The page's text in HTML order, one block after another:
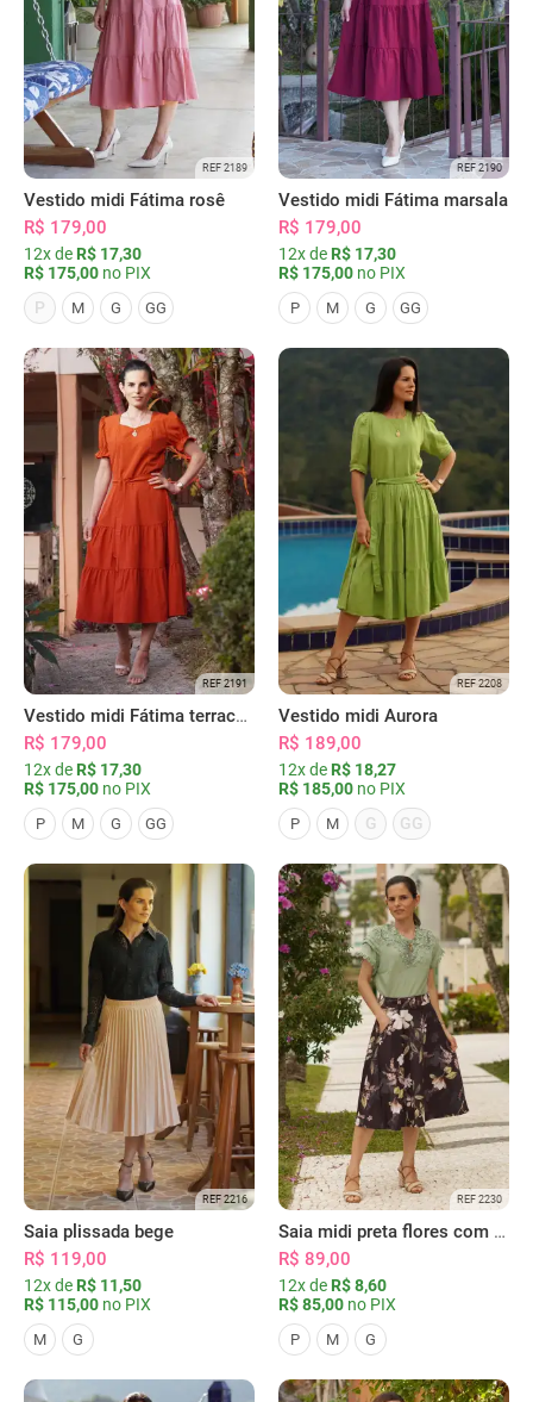
REF 2189
Vestido midi Fátima rosê
R$ 179,00
12x de R$ 17,30
R$ 175,00 no PIX
P
M G GG
REF 2190
Vestido midi Fátima marsala
R$ 179,00
12x de R$ 17,30
R$ 175,00 no PIX
P M G GG
REF 2191
Vestido midi Fátima terracota
R$ 179,00
12x de R$ 17,30
R$ 175,00 no PIX
P M G GG
REF 2208
Vestido midi Aurora
R$ 189,00
12x de R$ 18,27
R$ 185,00 no PIX
P M G GG
REF 2216
Saia plissada bege
R$ 119,00
12x de R$ 11,50
R$ 115,00 no PIX
M G
REF 2230
Saia midi preta flores com bolsos
R$ 89,00
12x de R$ 8,60
R$ 85,00 no PIX
P M G